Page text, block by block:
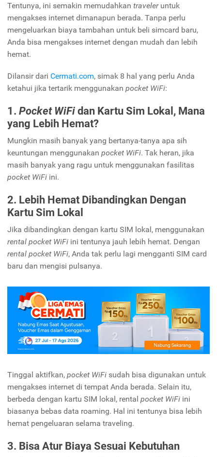
Tentunya, ini semakin memudahkan traveleruntuk
mengakses internet dimanapun berada. Tanpa perlu
mengeluarkan biaya tambahan untuk beli simcard baru,
Anda bisa mengakses internet dengan mudah dan lebih
hemat.
Dilansir dari Cermati.com, simak 8 hal yang perlu Anda
ketahui jika tertarik menggunakan pocket WiFi:
1. Pocket WiFidan Kartu Sim Lokal, Mana
yang Lebih Hemat?
Mungkin masih banyak yang bertanya-tanya apa sih
keuntungan menggunakan pocket WiFi. Tak heran, jika
masih banyak yang ragu untuk menggunakan fasilitas
pocket WiFi ini.
2. Lebih Hemat Dibandingkan Dengan
Kartu Sim Lokal
Jika dibandingkan dengan kartu SIM lokal, menggunakan
rental pocket WiFi ini tentunya jauh lebih hemat. Dengan
rental pocket WiFi, Anda tak perlu lagi mengganti SIM card
baru dan mengisi pulsanya.
Tinggal aktifkan, pocket WiFi sudah bisa digunakan untuk
mengakses internet di tempat Anda berada. Selain itu,
berbeda dengan kartu SIM lokal, rental pocket WiFi ini
biasanya bebas data roaming. Hal ini tentunya bisa lebih
hemat pengeluaran selama traveling.
3. Bisa Atur Biaya Sesuai Kebutuhan